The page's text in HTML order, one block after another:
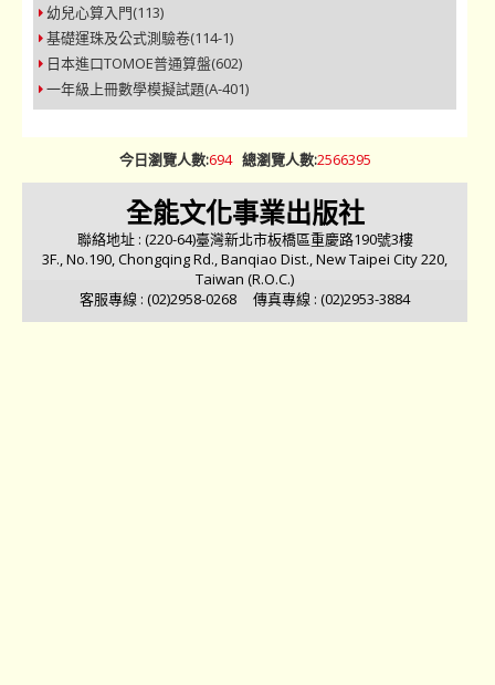
幼兒心算入門(113)
基礎運珠及公式測驗卷(114-1)
日本進口TOMOE普通算盤(602)
一年級上冊數學模擬試題(A-401)
今日瀏覽人數:694 總瀏覽人數:2566395
全能文化事業出版社
聯絡地址 : (220-64)臺灣新北市板橋區重慶路190號3樓
3F., No.190, Chongqing Rd., Banqiao Dist., New Taipei City 220,
Taiwan (R.O.C.)
客服專線 : (02)2958-0268 傳真專線 : (02)2953-3884